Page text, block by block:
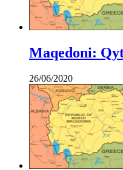
Maqedoni:
26/06/2020